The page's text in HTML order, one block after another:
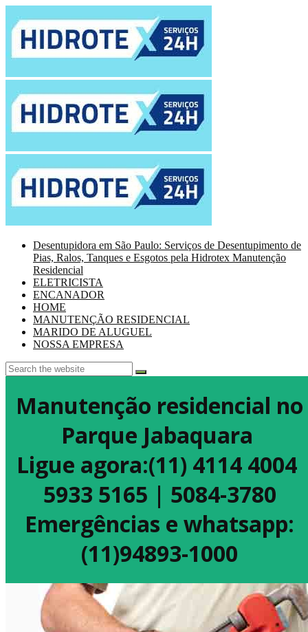
Desentupidora em São Paulo: Serviços de Desentupimento de
Pias, Ralos, Tanques e Esgotos pela Hidrotex Manutenção
Residencial
ELETRICISTA
ENCANADOR
HOME
MANUTENÇÃO RESIDENCIAL
MARIDO DE ALUGUEL
NOSSA EMPRESA
Manutenção residencial no
Parque Jabaquara
Ligue agora:(11) 4114 4004
5933 5165 | 5084-3780
Emergências e whatsapp:
(11)94893-1000